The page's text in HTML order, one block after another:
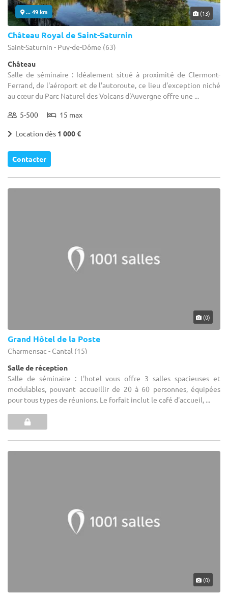
... 49 km (13)
Château Royal de Saint-Saturnin
Saint-Saturnin - Puy-de-Dôme (63)
Château
Salle de séminaire : Idéalement situé à proximité de Clermont-
Ferrand, de l'aéroport et de l'autoroute, ce lieu d'exception niché
au cœur du Parc Naturel des Volcans d'Auvergne offre une ...
5-500 15 max
Location dès 1 000 €
Contacter
(0)
Grand Hôtel de la Poste
Charmensac - Cantal (15)
Salle de réception
Salle de séminaire : L'hotel vous offre 3 salles spacieuses et
modulables, pouvant accueillir de 20 à 60 personnes, équipées
pour tous types de réunions. Le forfait inclut le café d'accueil, ...
(0)